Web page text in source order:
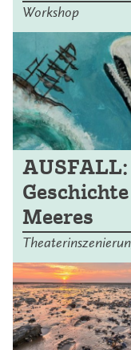
Workshop
Meeres